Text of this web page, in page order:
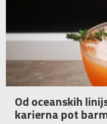
Od oceanskih
karierna pot